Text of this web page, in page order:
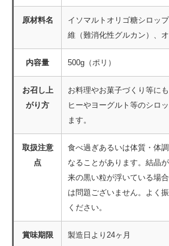
原材料名
イソマルトオリゴ糖シロッ
維（難消化性グルカン）、
内容量 500g（ポリ）
お召し上
がり方
お料理やお菓子づくり等に
ヒーやヨーグルト等のシロ
ます。
取扱注意
点
食べ過ぎあるいは体質・体
なることがあります。結晶
来の黒い粒が浮いている場
は問題ございません。よく
ください。
賞味期限 製造日より24ヶ月